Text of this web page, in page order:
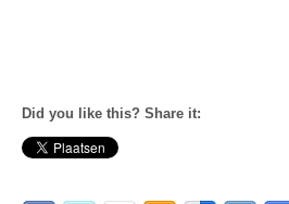
Did you like this? Share it: